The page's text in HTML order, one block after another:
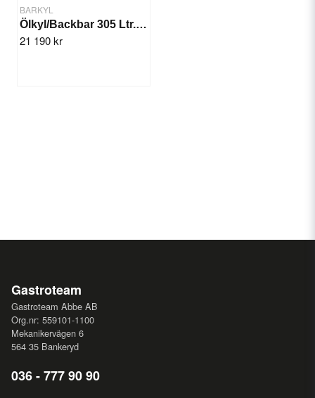
BARKYL
Ölkyl/Backbar 305 Ltr. 3x Skjutdörr
21 190 kr
Gastroteam
Gastroteam Abbe AB
Org.nr: 559101-1100
Mekanikervägen 6
564 35 Bankeryd
036 - 777 90 90